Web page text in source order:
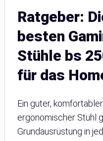
Ratgeber:
besten
Stühle bs
für das
Ein guter,
ergonomischer Stuhl
Grundausrüstung in